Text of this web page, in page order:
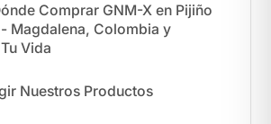
Comprar GNM-X en Pijiño
Magdalena, Colombia y
Vida
Nuestros Productos